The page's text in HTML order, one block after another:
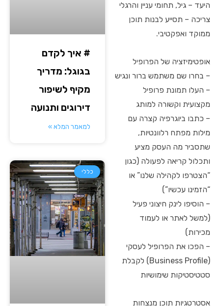
היעד – גיל, תחומי עניין והרגלי
צריכה – תסייע לבנות תוכן
ממוקד ואפקטיבי.
אופטימיזציה של הפרופיל
– בחרו שם משתמש ברור ונגיש
– העלו תמונת פרופיל
מקצועית וקשורה למותג
– כתבו ביוגרפיה קצרה עם
מילות מפתח רלוונטיות,
שתסביר מה העסק מציע
ותכלול קריאה לפעולה (כגון
“הצטרפו לקהילה שלנו” או
“הזמינו עכשיו”)
– הוסיפו לינק חיצוני פעיל
(למשל לאתר או לעמוד
מכירות)
– הפכו את הפרופיל לעסקי
(Business Profile) לקבלת
סטטיסטיקות שימושיות
אסטרטגיות תוכן מנצחות
# איך לקדם
בגוגל: מדריך
מקיף לשיפור
דירוגים ותנועה
למאמר המלא »
כללי